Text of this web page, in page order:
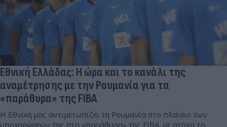
Εθνική Ελλάδας: Η ώρα και το κανάλι της
αναμέτρησης με την Ρουμανία για τα
«παράθυρα» της FIBA
Η Εθνική μας αντιμετωπίζει τη Ρουμανία στο πλαίσιο των
υποχρεώσεών της στα «παράθυρα» της FIBA, με στόχο το